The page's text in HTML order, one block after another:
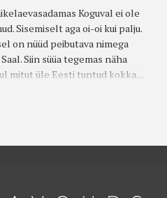
Koguval ei ole
Sisemiselt aga oi-oi kui palju.
on nüüd peibutava nimega
Siin süüa tegemas näha
mitut üle Eesti tuntud kokka....